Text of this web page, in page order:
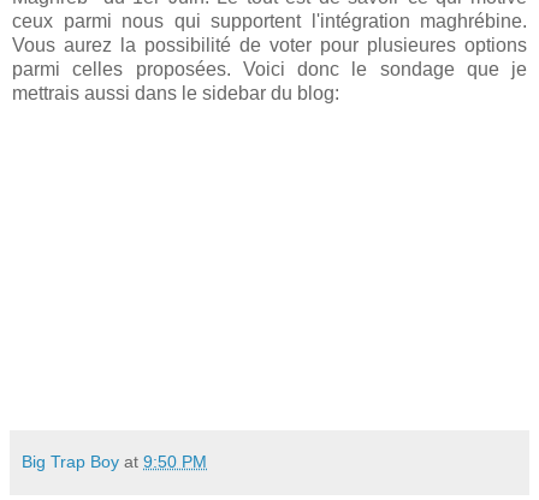
ceux parmi nous qui supportent l'intégration maghrébine.
Vous aurez la possibilité de voter pour plusieures options
parmi celles proposées. Voici donc le sondage que je
mettrais aussi dans le sidebar du blog:
Big Trap Boy at 9:50 PM